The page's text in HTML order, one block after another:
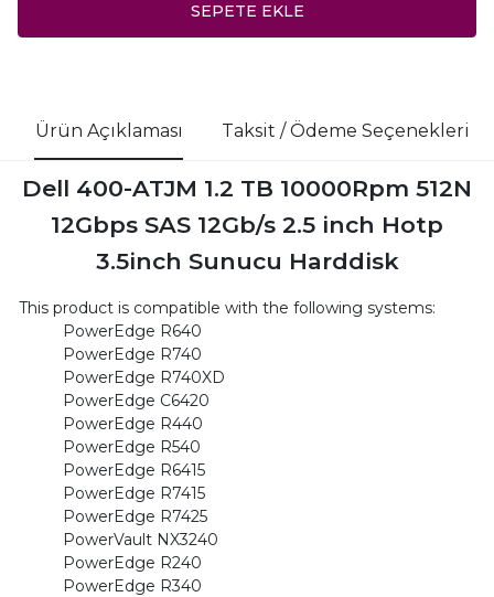
SEPETE EKLE
Ürün Açıklaması Taksit / Ödeme Seçenekleri
Dell 400-ATJM 1.2 TB 10000Rpm 512N
12Gbps SAS 12Gb/s 2.5 inch Hotp
3.5inch Sunucu Harddisk
This product is compatible with the following systems:
PowerEdge R640
PowerEdge R740
PowerEdge R740XD
PowerEdge C6420
PowerEdge R440
PowerEdge R540
PowerEdge R6415
PowerEdge R7415
PowerEdge R7425
PowerVault NX3240
PowerEdge R240
PowerEdge R340